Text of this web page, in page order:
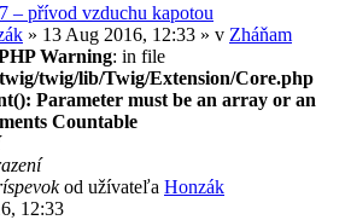
– přívod vzduchu kapotou
» 13 Aug 2016, 12:33 » v Zháňam
Warning: in file
twig/lib/Twig/Extension/Core.php
Parameter must be an array or an
Countable
od užívateľa Honzák
12:33